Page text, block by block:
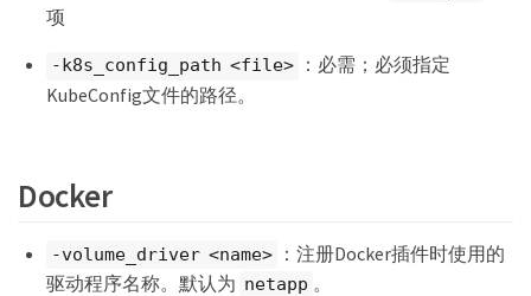
项
-k8s_config_path <file>
：必需；必须指定
KubeConfig文件的路径。
Docker
-volume_driver <name>
：注册Docker插件时使用的
驱动程序名称。默认为 netapp 。